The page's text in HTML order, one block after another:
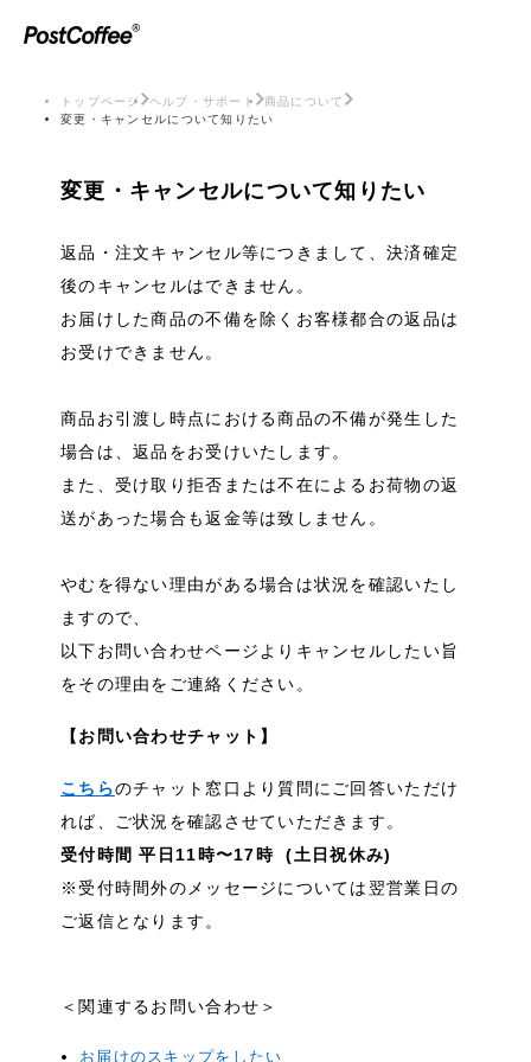
トップページ ヘルプ・サポート
商品について
変更・キャンセルについて知りたい
変更・キャンセルについて知りたい
返品・注文キャンセル等につきまして、決済確定
後のキャンセルはできません。
お届けした商品の不備を除くお客様都合の返品は
お受けできません。
商品お引渡し時点における商品の不備が発生した
場合は、返品をお受けいたします。
また、受け取り拒否または不在によるお荷物の返
送があった場合も返金等は致しません。
やむを得ない理由がある場合は状況を確認いたし
ますので、
以下お問い合わせページよりキャンセルしたい旨
をその理由をご連絡ください。
【お問い合わせチャット】
こちらのチャット窓口より質問にご回答いただけ
れば、ご状況を確認させていただきます。
受付時間 平日11時〜17時 (土日祝休み)
※受付時間外のメッセージについては翌営業日の
ご返信となります。
＜関連するお問い合わせ＞
お届けのスキップをしたい